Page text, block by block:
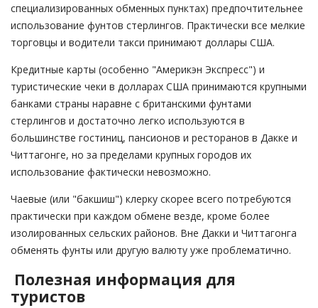
специализированных обменных пунктах) предпочтительнее
использование фунтов стерлингов. Практически все мелкие
торговцы и водители такси принимают доллары США.
Кредитные карты (особенно "Америкэн Экспресс") и
туристические чеки в долларах США принимаются крупными
банками страны наравне с британскими фунтами
стерлингов и достаточно легко используются в
большинстве гостиниц, пансионов и ресторанов в Дакке и
Читтагонге, но за пределами крупных городов их
использование фактически невозможно.
Чаевые (или "бакшиш") клерку скорее всего потребуются
практически при каждом обмене везде, кроме более
изолированных сельских районов. Вне Дакки и Читтагонга
обменять фунты или другую валюту уже проблематично.
Полезная информация для
туристов